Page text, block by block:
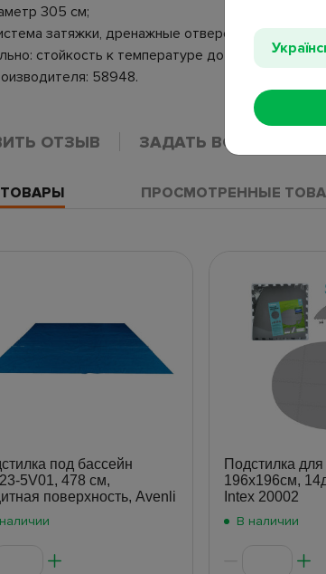
305 см;
затяжки, дренажные отверстия;
стойкость к температуре до -25°C;
58948.
ОТЗЫВ ЗАДАТЬ ВОПРОС
ПРОСМОТРЕННЫЕ
под бассейн
5V01, 478 см,
поверхность, Avenli
Подстилка
196х196см,
Intex 20002
В наличии